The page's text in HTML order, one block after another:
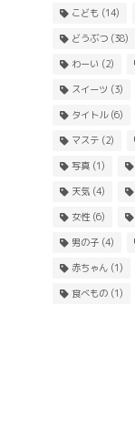
こども(14)
どうぶつ(38)
わーい (2)
スイーツ (3)
タイトル(6)
マステ(2)
写真(1)
天気(4)
女性(6)
男の子(4)
赤ちゃん(1)
食べもの(1)